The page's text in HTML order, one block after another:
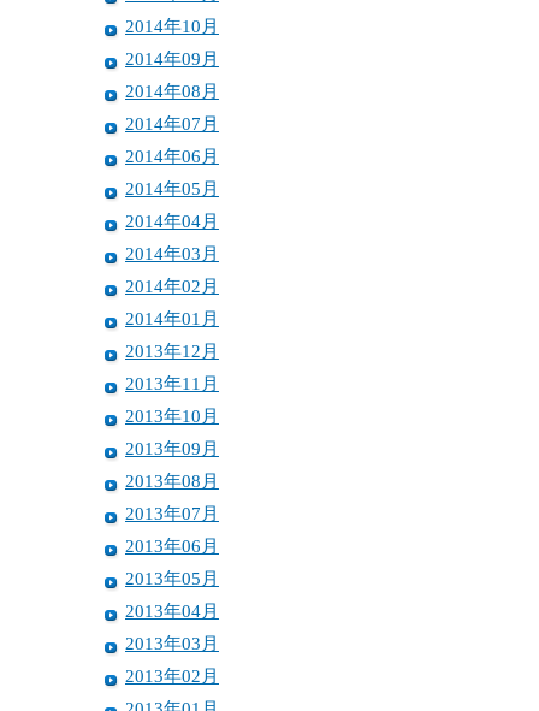
2014年10月
2014年09月
2014年08月
2014年07月
2014年06月
2014年05月
2014年04月
2014年03月
2014年02月
2014年01月
2013年12月
2013年11月
2013年10月
2013年09月
2013年08月
2013年07月
2013年06月
2013年05月
2013年04月
2013年03月
2013年02月